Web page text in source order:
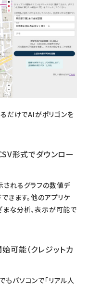
だけでAIがポリゴンを
形式でダウンロー
されるグラフの数値デ
きます。他のアプリケ
まな分析、表示が可能で
可能（クレジットカ
もパソコンで「リアル人